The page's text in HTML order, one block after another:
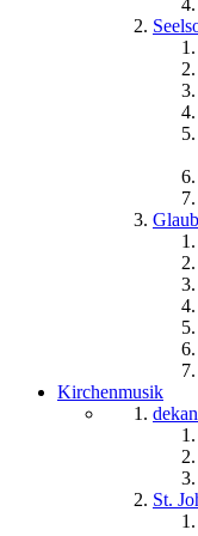
Kirchenmusik
St.